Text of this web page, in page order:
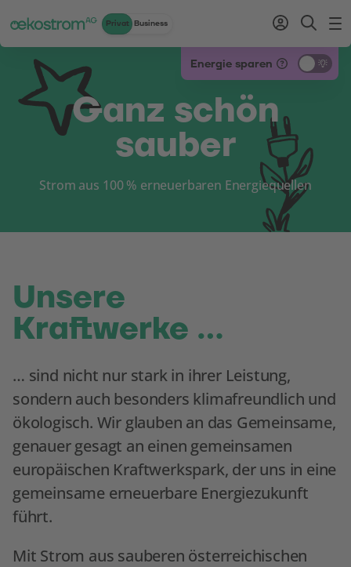
Privat Business
Energie sparen
Ganz schön
sauber
Strom aus 100 % erneuerbaren Energiequellen
Unsere
Kraftwerke …
… sind nicht nur stark in ihrer Leistung,
sondern auch besonders klimafreundlich und
ökologisch. Wir glauben an das Gemeinsame,
genauer gesagt an einen gemeinsamen
europäischen Kraftwerkspark, der uns in eine
gemeinsame erneuerbare Energiezukunft
führt.
Mit Strom aus sauberen österreichischen